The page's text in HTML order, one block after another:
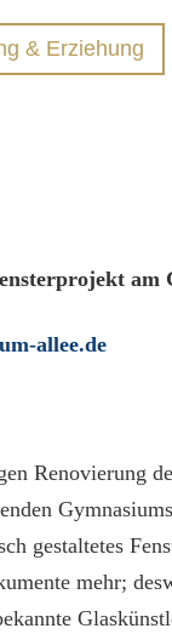
& Erziehung
allee.de
Renovierung
gestaltetes
mehr;